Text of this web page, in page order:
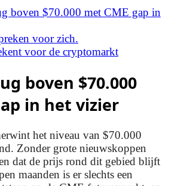
boven $70.000 met CME gap in
voor zich.
voor de cryptomarkt
boven $70.000
in het vizier
het niveau van $70.000
Zonder grote nieuwskoppen
dat de prijs rond dit gebied blijft
maanden is er slechts een